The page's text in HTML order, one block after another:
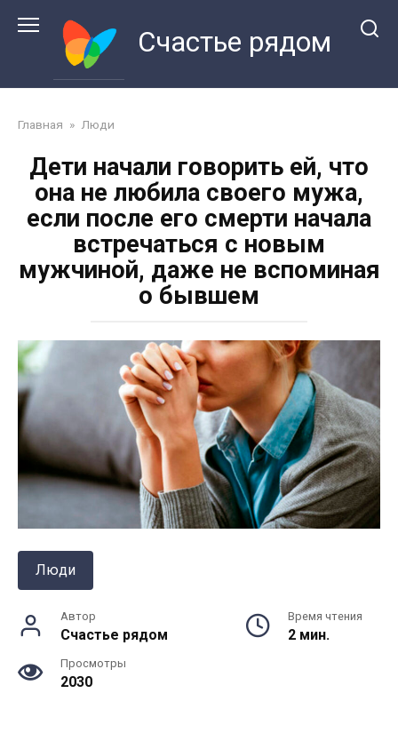
Счастье рядом
Главная » Люди
Дети начали говорить ей, что
она не любила своего мужа,
если после его смерти начала
встречаться с новым
мужчиной, даже не вспоминая
о бывшем
Люди
Автор
Счастье рядом
Время чтения
2 мин.
Просмотры
2030